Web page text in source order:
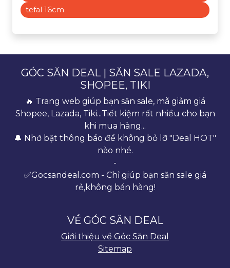
tefal 16cm
GÓC SĂN DEAL | SĂN SALE LAZADA,
SHOPEE, TIKI
🔥 Trang web giúp bạn săn sale, mã giảm giá
Shopee, Lazada, Tiki...Tiết kiệm rất nhiều cho bạn
khi mua hàng...
🔔 Nhớ bật thông báo để không bỏ lỡ "Deal HOT"
nào nhé.
-
✅Gocsandeal.com - Chỉ giúp bạn săn sale giá
rẻ,không bán hàng!
VỀ GÓC SĂN DEAL
Giới thiệu về Góc Săn Deal
Sitemap